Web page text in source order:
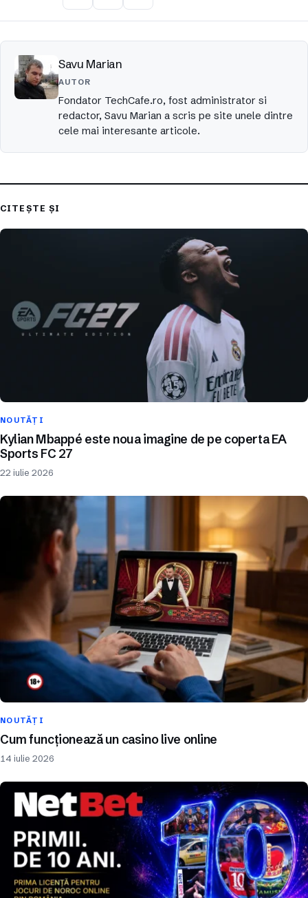
Savu Marian
AUTOR
Fondator TechCafe.ro, fost administrator si
redactor, Savu Marian a scris pe site unele dintre
cele mai interesante articole.
CITEȘTE ȘI
NOUTĂȚI
Kylian Mbappé este noua imagine de pe coperta EA
Sports FC 27
22 iulie 2026
NOUTĂȚI
Cum funcționează un casino live online
14 iulie 2026